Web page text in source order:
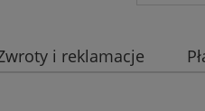
i reklamacje